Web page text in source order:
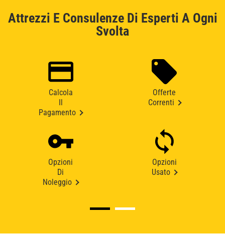
Attrezzi E Consulenze Di Esperti A Ogni
Svolta
Calcola
Pagamento
Offerte
Correnti
Opzioni
Di
Noleggio
Opzioni
Usato